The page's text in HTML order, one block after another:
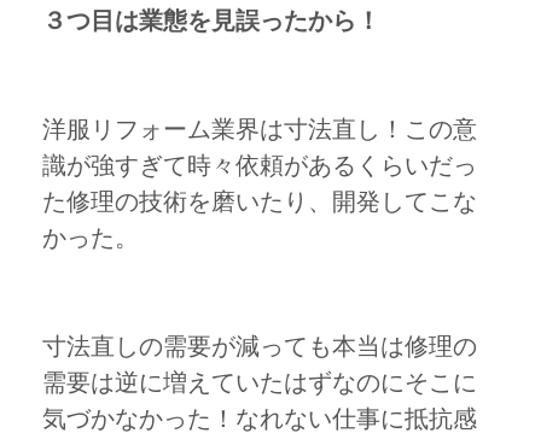
３つ目は業態を見誤ったから！
洋服リフォーム業界は寸法直し！この意
識が強すぎて時々依頼があるくらいだっ
た修理の技術を磨いたり、開発してこな
かった。
寸法直しの需要が減っても本当は修理の
需要は逆に増えていたはずなのにそこに
気づかなかった！なれない仕事に抵抗感